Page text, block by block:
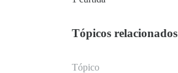
Tópicos relacionados
Tópico